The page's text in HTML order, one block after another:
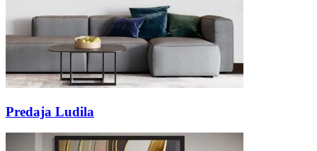
Predaja Ludila